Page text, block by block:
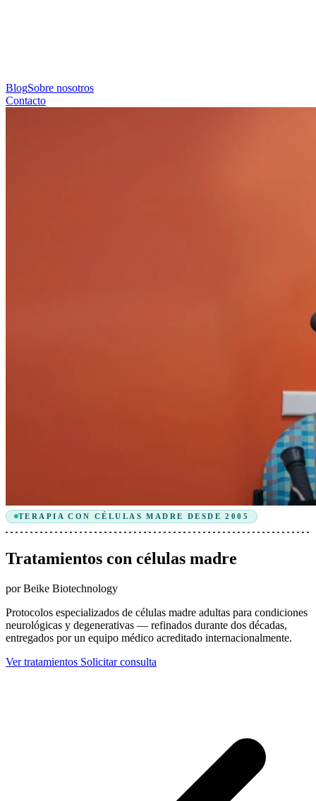
BlogSobre nosotros
Contacto
TERAPIA CON CÉLULAS MADRE DESDE 2005
Tratamientos con células madre
por Beike Biotechnology
Protocolos especializados de células madre adultas para condiciones
neurológicas y degenerativas — refinados durante dos décadas,
entregados por un equipo médico acreditado internacionalmente.
Ver tratamientos Solicitar consulta